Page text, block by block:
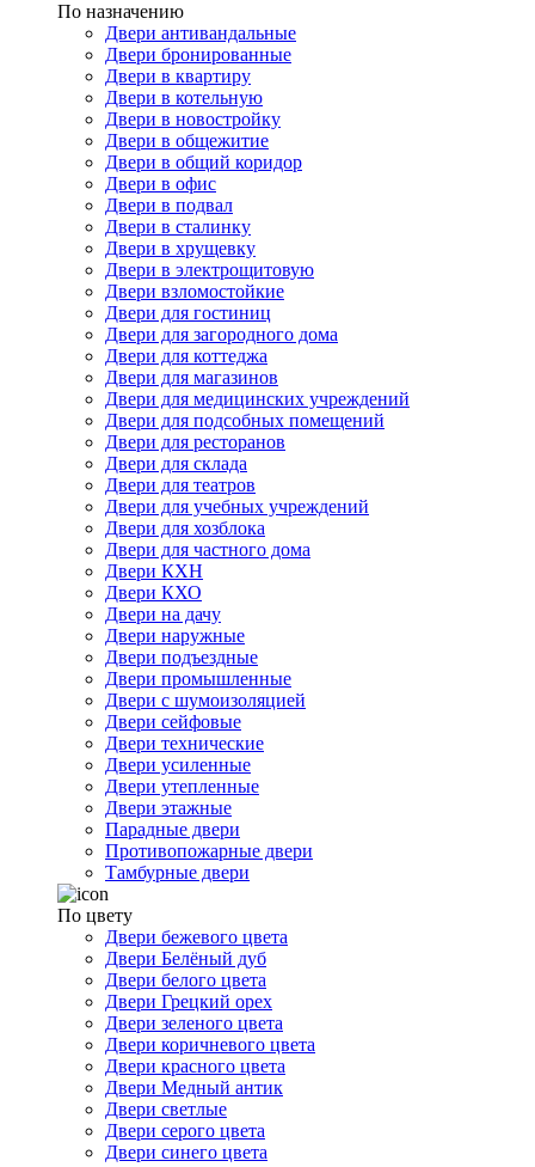
По назначению
Двери антивандальные
Двери бронированные
Двери в квартиру
Двери в котельную
Двери в новостройку
Двери в общежитие
Двери в общий коридор
Двери в офис
Двери в подвал
Двери в сталинку
Двери в хрущевку
Двери в электрощитовую
Двери взломостойкие
Двери для гостиниц
Двери для загородного дома
Двери для коттеджа
Двери для магазинов
Двери для медицинских учреждений
Двери для подсобных помещений
Двери для ресторанов
Двери для склада
Двери для театров
Двери для учебных учреждений
Двери для хозблока
Двери для частного дома
Двери КХН
Двери КХО
Двери на дачу
Двери наружные
Двери подъездные
Двери промышленные
Двери с шумоизоляцией
Двери сейфовые
Двери технические
Двери усиленные
Двери утепленные
Двери этажные
Парадные двери
Противопожарные двери
Тамбурные двери
По цвету
Двери бежевого цвета
Двери Белёный дуб
Двери белого цвета
Двери Грецкий орех
Двери зеленого цвета
Двери коричневого цвета
Двери красного цвета
Двери Медный антик
Двери светлые
Двери серого цвета
Двери синего цвета